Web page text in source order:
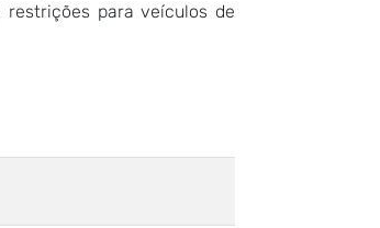
restrições para veículos de